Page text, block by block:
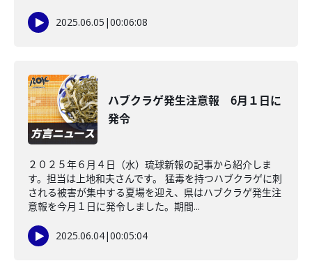
2025.06.05 |00:06:08
ハブクラゲ発生注意報 6月１日に
発令
２０２５年６月４日（水）琉球新報の記事から紹介しま
す。担当は上地和夫さんです。 猛毒を持つハブクラゲに刺
される被害が集中する夏場を迎え、県はハブクラゲ発生注
意報を今月１日に発令しました。期間...
2025.06.04|00:05:04